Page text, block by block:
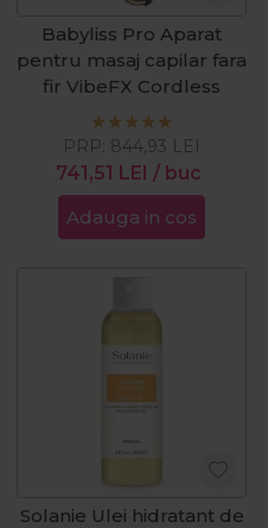
Babyliss Pro Aparat
pentru masaj capilar fara
fir VibeFX Cordless
741,51 LEI / buc
PRP: 844,93 LEI
Adauga in cos
Solanie Ulei hidratant de